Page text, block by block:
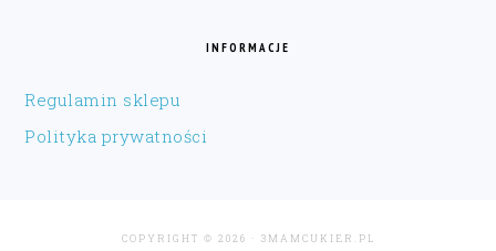
INFORMACJE
Regulamin sklepu
Polityka prywatności
COPYRIGHT © 2026 · 3MAMCUKIER.PL